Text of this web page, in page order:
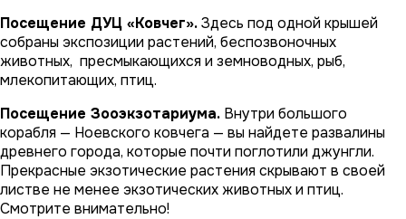
Посещение ДУЦ «Ковчег».Здесь под одной крышей
собраны экспозиции растений, беспозвоночных
животных, пресмыкающихся и земноводных, рыб,
млекопитающих, птиц.
Посещение Зооэкзотариума. Внутри большого
корабля — Ноевского ковчега — вы найдете развалины
древнего города, которые почти поглотили джунгли.
Прекрасные экзотические растения скрывают в своей
листве не менее экзотических животных и птиц.
Смотрите внимательно!